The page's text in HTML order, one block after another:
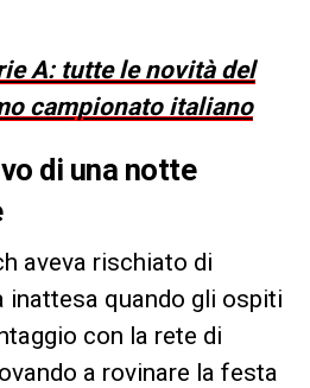
A: tutte le novità del
campionato italiano
di una notte
aveva rischiato di
inattesa quando gli ospiti
con la rete di
a rovinare la festa